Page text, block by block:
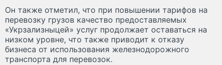
Он также отметил, что при повышении тарифов на
перевозку грузов качество предоставляемых
«Укрзализныцей» услуг продолжает оставаться на
низком уровне, что также приводит к отказу
бизнеса от использования железнодорожного
транспорта для перевозок.